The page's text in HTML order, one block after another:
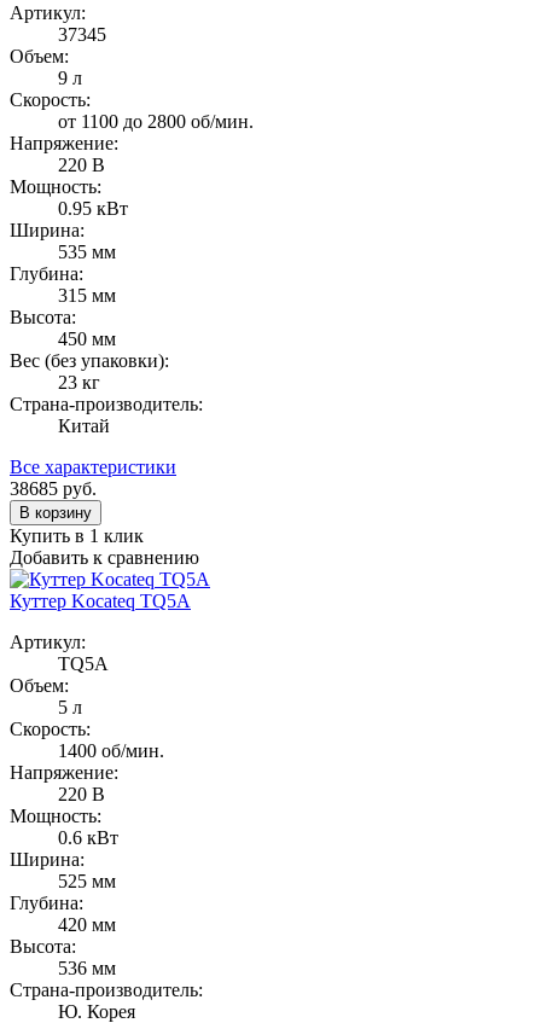
Артикул:
37345
Объем:
9 л
Скорость:
от 1100 до 2800 об/мин.
Напряжение:
220 В
Мощность:
0.95 кВт
Ширина:
535 мм
Глубина:
315 мм
Высота:
450 мм
Вес (без упаковки):
23 кг
Страна-производитель:
Китай
Все характеристики
38685 руб.
В корзину
Купить в 1 клик
Добавить к сравнению
Куттер Kocateq TQ5A
Артикул:
TQ5A
Объем:
5 л
Скорость:
1400 об/мин.
Напряжение:
220 В
Мощность:
0.6 кВт
Ширина:
525 мм
Глубина:
420 мм
Высота:
536 мм
Страна-производитель:
Ю. Корея